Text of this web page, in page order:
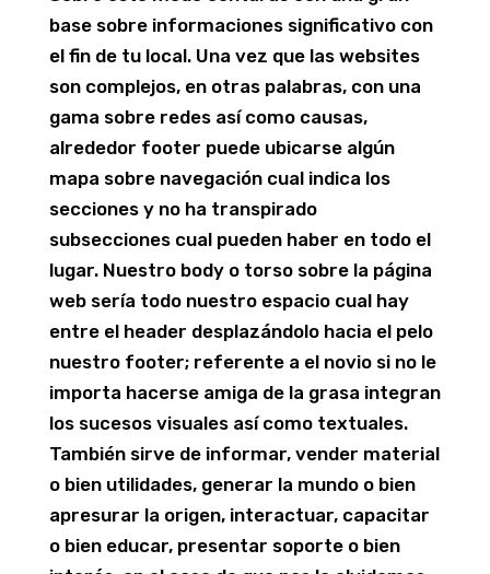
base sobre informaciones significativo con
el fin de tu local. Una vez que las websites
son complejos, en otras palabras, con una
gama sobre redes así­ como causas,
alrededor footer puede ubicarse algún
mapa sobre navegación cual indica los
secciones y no ha transpirado
subsecciones cual pueden haber en todo el
lugar. Nuestro body o torso sobre la página
web serí­a todo nuestro espacio cual hay
entre el header desplazándolo hacia el pelo
nuestro footer; referente a el novio si no le
importa hacerse amiga de la grasa integran
los sucesos visuales así­ como textuales.
También sirve de informar, vender material
o bien utilidades, generar la mundo o bien
apresurar la origen, interactuar, capacitar
o bien educar, presentar soporte o bien